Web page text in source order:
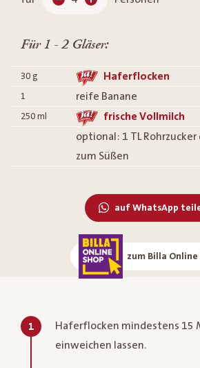
Für 1 - 2 Gläser:
30 g Haferflocken
1 reife Banane
250 ml
frische Vollmilch
optional: 1 TL
zum Süßen
auf WhatsApp
zum Billa Online
1
Haferflocken mindestens 15
einweichen lassen.